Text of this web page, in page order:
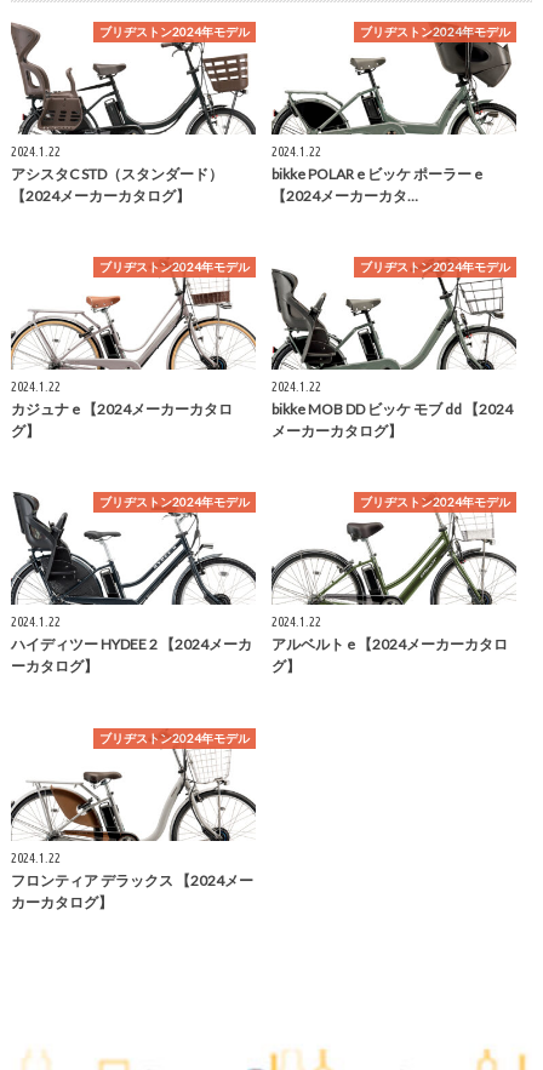
ブリヂストン2024年モデル
2024.1.22
アシスタC STD（スタンダード）
【2024メーカーカタログ】
ブリヂストン2024年モデル
2024.1.22
bikke POLAR e ビッケ ポーラー e
【2024メーカーカタ…
ブリヂストン2024年モデル
2024.1.22
カジュナ e 【2024メーカーカタロ
グ】
ブリヂストン2024年モデル
2024.1.22
bikke MOB DD ビッケ モブ dd 【2024
メーカーカタログ】
ブリヂストン2024年モデル
2024.1.22
ハイディツー HYDEE 2 【2024メーカ
ーカタログ】
ブリヂストン2024年モデル
2024.1.22
アルベルト e 【2024メーカーカタロ
グ】
ブリヂストン2024年モデル
2024.1.22
フロンティア デラックス 【2024メー
カーカタログ】